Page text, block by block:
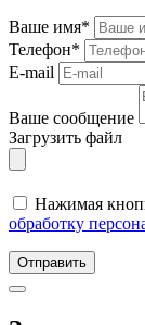
Ваше имя*
Телефон*
E-mail
Ваше сообщение
Загрузить файл
Нажимая
обработку
Отправить